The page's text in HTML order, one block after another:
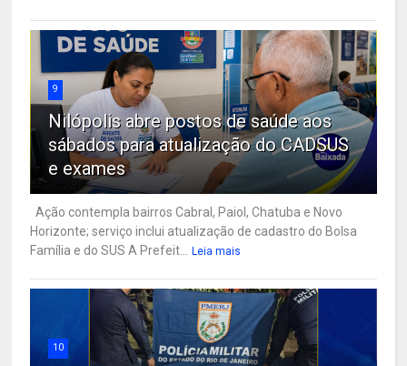
9
Nilópolis abre postos de saúde aos
sábados para atualização do CADSUS
e exames
Ação contempla bairros Cabral, Paiol, Chatuba e Novo
Horizonte; serviço inclui atualização de cadastro do Bolsa
Família e do SUS A Prefeit...
Leia mais
10